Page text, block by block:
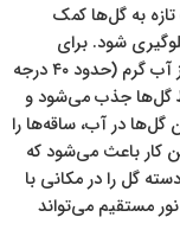
تازه به گل‌ها کمک
شود. برای
گل‌هایی که به تازگی خریداری کرده‌اید، می‌توانید از آب گرم (حدود ۴۰ درجه
گل‌ها جذب می‌شود و
گل‌ها در آب، ساقه‌ها را
دهید. این کار باعث می‌شود که
گل را در مکانی با
مستقیم می‌تواند